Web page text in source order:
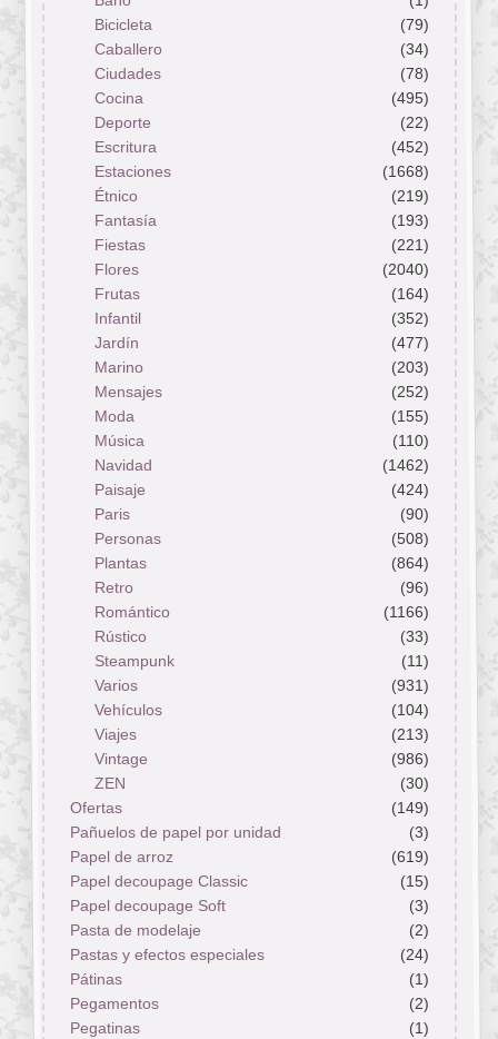
Bicicleta
(79)
Caballero
(34)
Ciudades
(78)
Cocina
(495)
Deporte
(22)
Escritura
(452)
Estaciones
(1668)
Étnico
(219)
Fantasía
(193)
Fiestas
(221)
Flores
(2040)
Frutas
(164)
Infantil
(352)
Jardín
(477)
Marino
(203)
Mensajes
(252)
Moda
(155)
Música
(110)
Navidad
(1462)
Paisaje
(424)
Paris
(90)
Personas
(508)
Plantas
(864)
Retro
(96)
Romántico
(1166)
Rústico
(33)
Steampunk
(11)
Varios
(931)
Vehículos
(104)
Viajes
(213)
Vintage
(986)
ZEN
(30)
Ofertas
(149)
Pañuelos de papel por unidad
(3)
Papel de arroz
(619)
Papel decoupage Classic
(15)
Papel decoupage Soft
(3)
Pasta de modelaje
(2)
Pastas y efectos especiales
(24)
Pátinas
(1)
Pegamentos
(2)
Pegatinas
(1)